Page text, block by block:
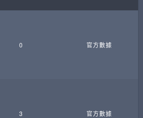
0 官方數據
3 官方數據